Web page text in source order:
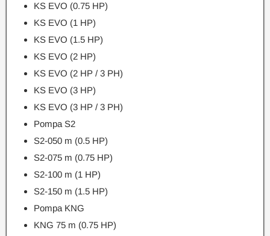
KS EVO (0.75 HP)
KS EVO (1 HP)
KS EVO (1.5 HP)
KS EVO (2 HP)
KS EVO (2 HP / 3 PH)
KS EVO (3 HP)
KS EVO (3 HP / 3 PH)
Pompa S2
S2-050 m (0.5 HP)
S2-075 m (0.75 HP)
S2-100 m (1 HP)
S2-150 m (1.5 HP)
Pompa KNG
KNG 75 m (0.75 HP)